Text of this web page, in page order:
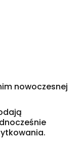
nowoczesnej